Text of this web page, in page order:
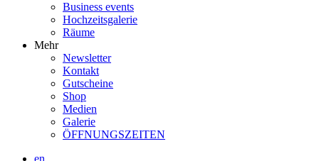
Business events
Hochzeitsgalerie
Räume
Mehr
Newsletter
Kontakt
Gutscheine
Shop
Medien
Galerie
ÖFFNUNGSZEITEN
en